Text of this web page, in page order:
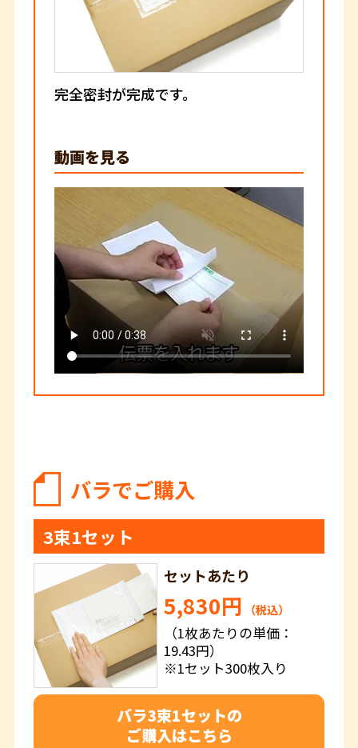
完全密封が完成です。
動画を見る
バラでご購入
3束1セット
セットあたり
5,830円 （税込）
（1枚あたりの単価：
19.43円）
※1セット300枚入り
バラ3束1セットの
ご購入はこちら